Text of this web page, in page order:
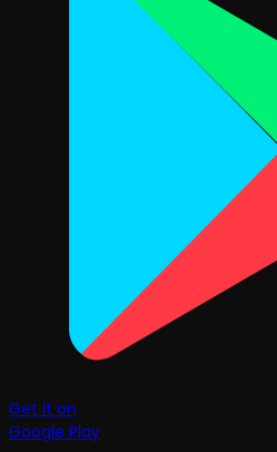
Get it on
Google Play